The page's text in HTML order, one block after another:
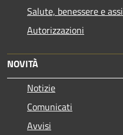
Salute, benessere e
Autorizzazioni
NOVITÀ
Notizie
Comunicati
Avvisi